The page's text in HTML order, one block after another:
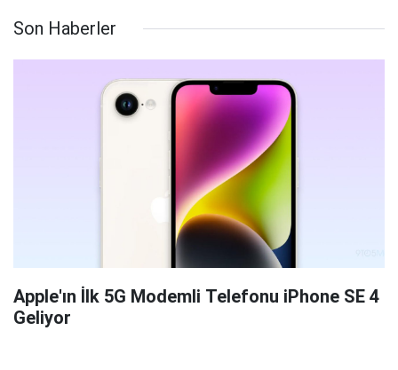
Son Haberler
Apple'ın İlk 5G Modemli Telefonu iPhone SE 4
Geliyor